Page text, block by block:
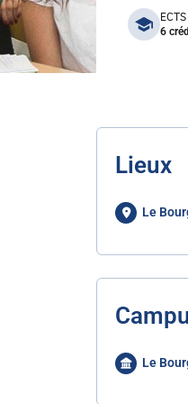
ECTS
6
Lieux
Le
Le